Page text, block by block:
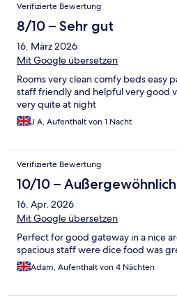
Verifizierte Bewertung
8/10 – Sehr gut
16. März 2026
Mit Google übersetzen
Rooms very clean comfy beds easy
staff friendly and helpful very good
very quite at night
J A, Aufenthalt von 1 Nacht
Verifizierte Bewertung
10/10 – Außergewöhnlich
16. Apr. 2026
Mit Google übersetzen
Perfect for good gateway in a nice
spacious staff were dice food was
Adam, Aufenthalt von 4 Nächten